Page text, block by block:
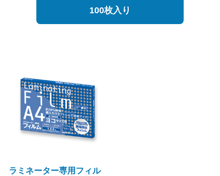
100枚入り
ラミネーター専用フィル